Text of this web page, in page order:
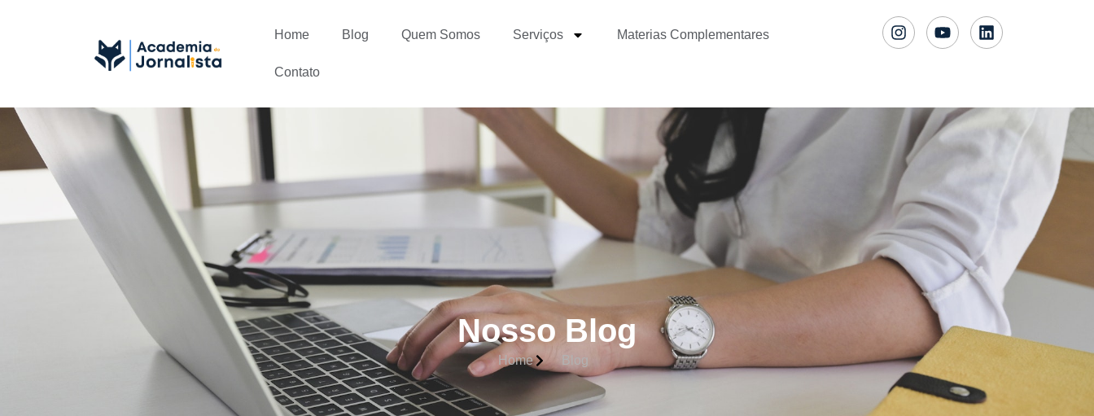
Home Blog Quem Somos Serviços Materias Complementares
Contato
Nosso Blog
Home Blog